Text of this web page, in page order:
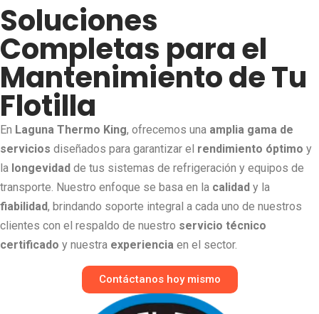
Soluciones
Completas para el
Mantenimiento de Tu
Flotilla
En Laguna Thermo King, ofrecemos una amplia gama de
servicios diseñados para garantizar el rendimiento óptimo y
la longevidad de tus sistemas de refrigeración y equipos de
transporte. Nuestro enfoque se basa en la calidad y la
fiabilidad, brindando soporte integral a cada uno de nuestros
clientes con el respaldo de nuestro servicio técnico
certificado y nuestra experiencia en el sector.
Contáctanos hoy mismo